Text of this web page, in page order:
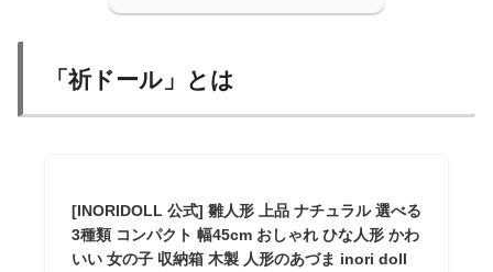
「祈ドール」とは
[INORIDOLL 公式] 雛人形 上品 ナチュラル 選べる
3種類 コンパクト 幅45cm おしゃれ ひな人形 かわ
いい 女の子 収納箱 木製 人形のあづま inori doll